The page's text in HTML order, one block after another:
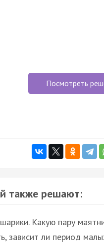
Посмотреть
также решают:
Какую пару
зависит ли период